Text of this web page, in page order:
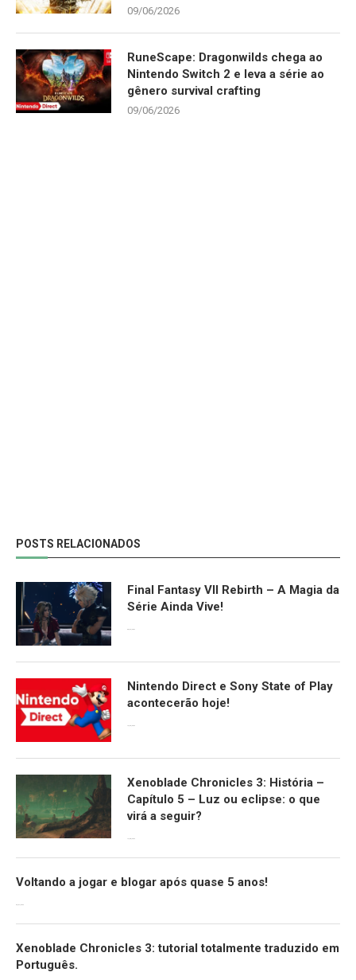
09/06/2026
RuneScape: Dragonwilds chega ao
Nintendo Switch 2 e leva a série ao
gênero survival crafting
09/06/2026
POSTS RELACIONADOS
Final Fantasy VII Rebirth – A Magia da
Série Ainda Vive!
Nintendo Direct e Sony State of Play
acontecerão hoje!
Xenoblade Chronicles 3: História –
Capítulo 5 – Luz ou eclipse: o que
virá a seguir?
Voltando a jogar e blogar após quase 5 anos!
Xenoblade Chronicles 3: tutorial totalmente traduzido em
Português.